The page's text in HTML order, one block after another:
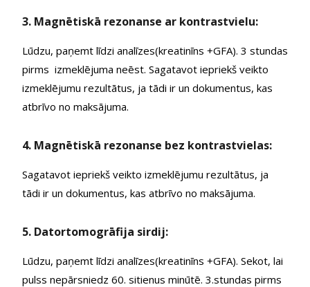
3. Magnētiskā rezonanse ar kontrastvielu:
Lūdzu, paņemt līdzi analīzes(kreatinīns +GFA). 3 stundas
pirms izmeklējuma neēst. Sagatavot iepriekš veikto
izmeklējumu rezultātus, ja tādi ir un dokumentus, kas
atbrīvo no maksājuma.
4. Magnētiskā rezonanse bez kontrastvielas:
Sagatavot iepriekš veikto izmeklējumu rezultātus, ja
tādi ir un dokumentus, kas atbrīvo no maksājuma.
5. Datortomogrāfija sirdij:
Lūdzu, paņemt līdzi analīzes(kreatinīns +GFA). Sekot, lai
pulss nepārsniedz 60. sitienus minūtē. 3.stundas pirms